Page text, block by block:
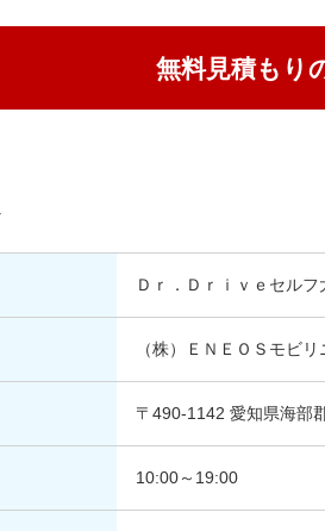
無料見積もり
Ｄｒ．Ｄｒｉｖｅセルフ
（株）ＥＮＥＯＳモビ
〒490-1142 愛知県海部
10:00～19:00